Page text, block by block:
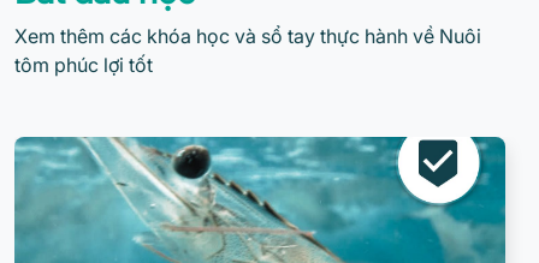
Xem thêm các khóa học và sổ tay thực hành về Nuôi
tôm phúc lợi tốt